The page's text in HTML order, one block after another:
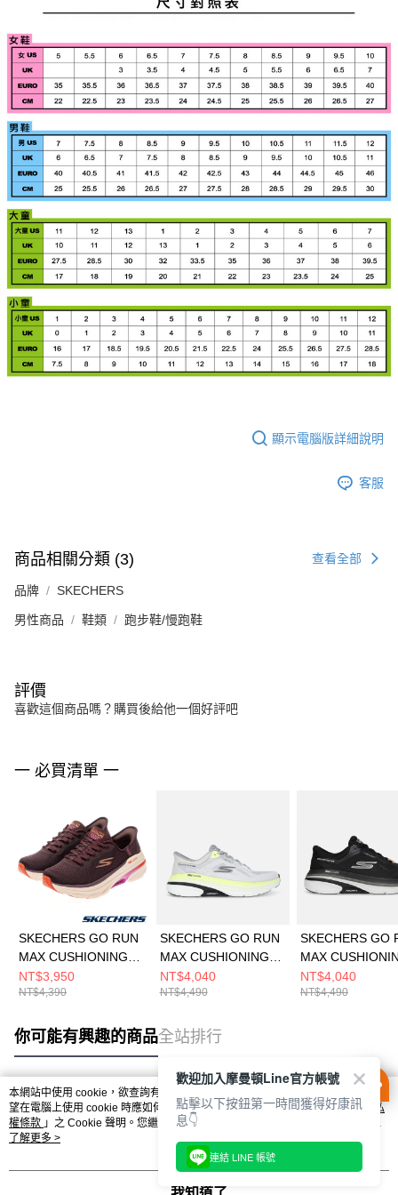
顯示電腦版詳細說明
客服
商品相關分類 (3) 查看全部
品牌 SKECHERS
男性商品 鞋類 跑步鞋/慢跑鞋
評價
喜歡這個商品嗎？購買後給他一個好評吧
一 必買清單 一
SKECHERS GO RUN
MAX CUSHIONING
ARCH FIT 2.0 女 跑步
鞋 128947WPLUM
NT$3,950
NT$4,390
SKECHERS GO RUN
MAX CUSHIONING
ARCH FIT 2.0 男 跑步
鞋 220584WGY
NT$4,040
NT$4,490
SKECHERS GO
MAX
ARCH FIT 2.0
鞋 220584BLK
NT$4,040
NT$4,490
你可能有興趣的商品全站排行
熱門標籤
本網站中使用 cookie，欲查詢有關本網站使用 cookie 方式之詳情，及若您不希
望在電腦上使用 cookie 時應如何變更電腦的 cookie 設定，請參閱本網站「
隱私
權條款 」之 Cookie 聲明。您繼續使用本網站即表示您同意本公司得按本網站使
用條款之 Cookie 聲明使用 cookie。
了解更多 >
歡迎加入摩曼頓Line官方帳號
點擊以下按鈕第一時間獲得好康訊
息👇
連結 LINE 帳號